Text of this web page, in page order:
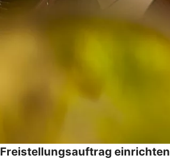
Freistellungsauftrag einrichten